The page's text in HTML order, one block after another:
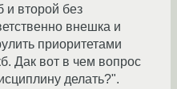
и второй без
внешка и
приоритетами
Дак вот в чем вопрос
делать?".